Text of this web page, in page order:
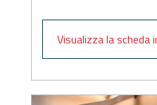
Visualizza la scheda